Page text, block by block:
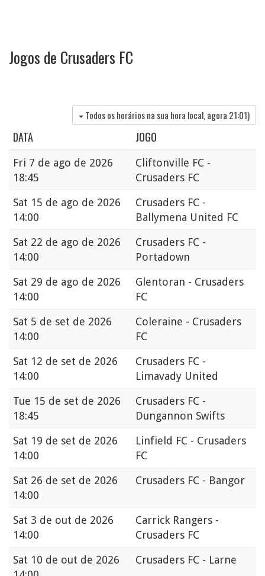
Jogos de Crusaders FC
Todos os horários na sua hora local, agora 21:01)
DATA JOGO
Fri 7 de ago de 2026
18:45
Cliftonville FC -
Crusaders FC
Sat 15 de ago de 2026
14:00
Crusaders FC -
Ballymena United FC
Sat 22 de ago de 2026
14:00
Crusaders FC -
Portadown
Sat 29 de ago de 2026
14:00
Glentoran - Crusaders
FC
Sat 5 de set de 2026
14:00
Coleraine - Crusaders
FC
Sat 12 de set de 2026
14:00
Crusaders FC -
Limavady United
Tue 15 de set de 2026
18:45
Crusaders FC -
Dungannon Swifts
Sat 19 de set de 2026
14:00
Linfield FC - Crusaders
FC
Sat 26 de set de 2026
14:00
Crusaders FC - Bangor
Sat 3 de out de 2026
14:00
Carrick Rangers -
Crusaders FC
Sat 10 de out de 2026
Crusaders FC - Larne